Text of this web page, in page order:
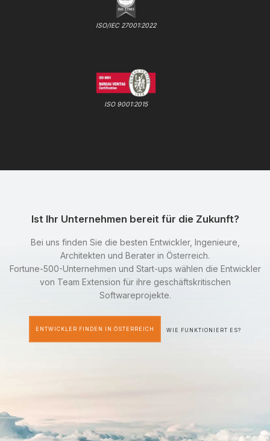
ISO/IEC 27001:2022
ISO 9001:2015
Ist Ihr Unternehmen bereit für die Zukunft?
Bei uns finden Sie die besten Entwickler, Ingenieure,
Architekten und Berater in Österreich.
Fortune-500-Unternehmen und Start-ups wählen die Entwickler
von Team Extension für ihre geschäftskritischen
Softwareprojekte.
ENTWICKLER FINDEN IN ÖSTERREICH WIE FUNKTIONIERT ES?